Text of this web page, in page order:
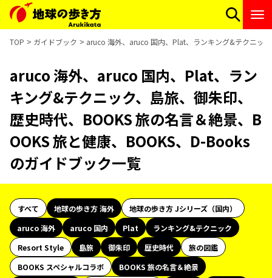
TOP ガイドブック aruco 海外、aruco 国内、Plat、ランキング&テクニッ
aruco 海外、aruco 国内、Plat、ラン
キング&テクニック、島旅、御朱印、
歴史時代、BOOKS 旅の名言＆絶景、B
OOKS 旅と健康、BOOKS、D-Books
のガイドブック一覧
すべて 地球の歩き方 海外
地球の歩き方 Jシリーズ（国内）
aruco 海外
aruco 国内 Plat
ランキング&テクニック
Resort Style
島旅 御朱印 歴史時代
旅の図鑑
BOOKS スペシャルコラボ
BOOKS 旅の名言＆絶景